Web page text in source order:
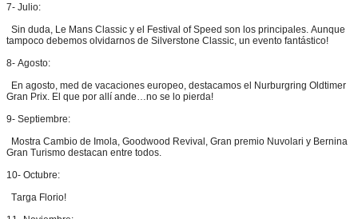
7- Julio:
Sin duda, Le Mans Classic y el Festival of Speed son los principales. Aunque
tampoco debemos olvidarnos de Silverstone Classic, un evento fantástico!
8- Agosto:
En agosto, med de vacaciones europeo, destacamos el Nurburgring Oldtimer
Gran Prix. El que por allí ande…no se lo pierda!
9- Septiembre:
Mostra Cambio de Imola, Goodwood Revival, Gran premio Nuvolari y Bernina
Gran Turismo destacan entre todos.
10- Octubre:
Targa Florio!